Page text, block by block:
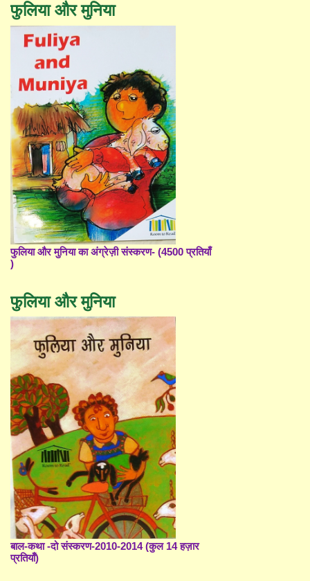
फुलिया और मुनिया
फुलिया और मुनिया का अंग्रेज़ी संस्करण- (4500 प्रतियाँ
)
फुलिया और मुनिया
बाल-कथा -दो संस्करण-2010-2014 (कुल 14 हज़ार
प्रतियाँ)